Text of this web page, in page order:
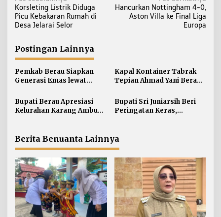
a
v
g
a
s
i
o
Korsleting Listrik Diduga
Picu Kebakaran Rumah di
Desa Jelarai Selor
Hancurkan Nottingham 4-0,
Aston Villa ke Final Liga
Europa
Postingan Lainnya
Pemkab Berau Siapkan
Generasi Emas lewat
Kapal Kontainer Tabrak
Tepian Ahmad Yani Berau
Buka Suara Soal Ganti Rugi
Bupati Berau Apresiasi
Kelurahan Karang Ambun
Bupati Sri Juniarsih Beri
Peringatan Keras,
Berita Benuanta Lainnya